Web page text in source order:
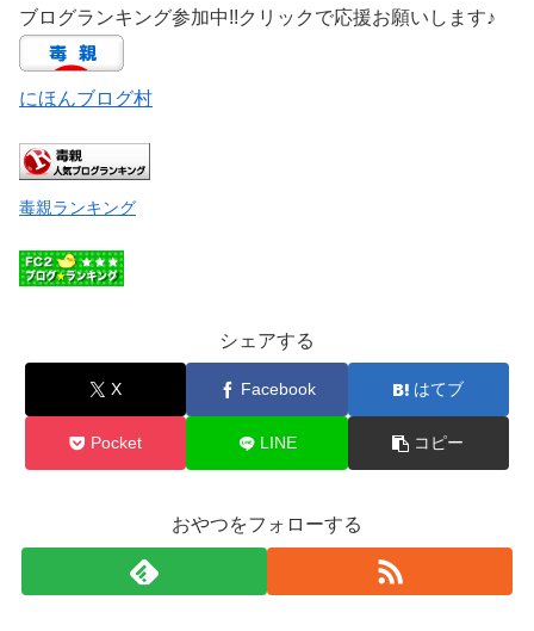
ブログランキング参加中!!クリックで応援お願いします♪
にほんブログ村
毒親ランキング
シェアする
X Facebook はてブ
Pocket LINE コピー
おやつをフォローする